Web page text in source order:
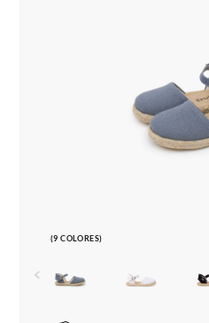
(9 COLORES)